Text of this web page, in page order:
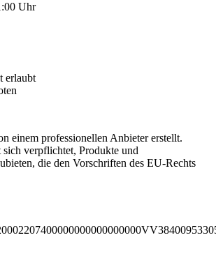
Uhr
erlaubt
einem professionellen Anbieter erstellt.
sich verpflichtet, Produkte und
die den Vorschriften des EU-Rechts